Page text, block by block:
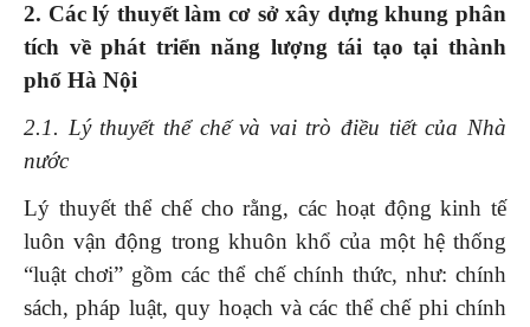
2. Các lý thuyết làm cơ sở xây dựng khung phân
tích về phát triển năng lượng tái tạo tại thành
phố Hà Nội
2.1. Lý thuyết thể chế và vai trò điều tiết của Nhà
nước
Lý thuyết thể chế cho rằng, các hoạt động kinh tế
luôn vận động trong khuôn khổ của một hệ thống
“luật chơi” gồm các thể chế chính thức, như: chính
sách, pháp luật, quy hoạch và các thể chế phi chính